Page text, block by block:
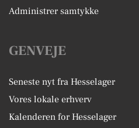
Administrer samtykke
GENVEJE
Seneste nyt fra Hesselager
Vores lokale erhverv
Kalenderen for Hesselager